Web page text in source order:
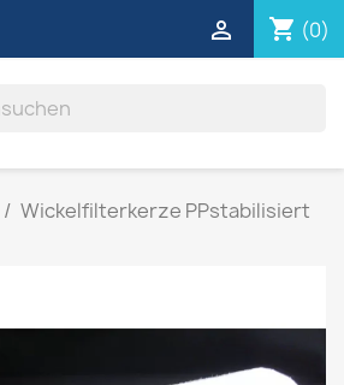
shopping_cart (0)

Wickelfilterkerze PPstabilisiert